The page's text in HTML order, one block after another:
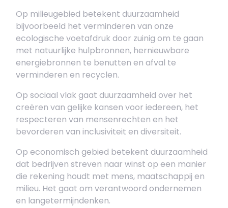
Op milieugebied betekent duurzaamheid
bijvoorbeeld het verminderen van onze
ecologische voetafdruk door zuinig om te gaan
met natuurlijke hulpbronnen, hernieuwbare
energiebronnen te benutten en afval te
verminderen en recyclen.
Op sociaal vlak gaat duurzaamheid over het
creëren van gelijke kansen voor iedereen, het
respecteren van mensenrechten en het
bevorderen van inclusiviteit en diversiteit.
Op economisch gebied betekent duurzaamheid
dat bedrijven streven naar winst op een manier
die rekening houdt met mens, maatschappij en
milieu. Het gaat om verantwoord ondernemen
en langetermijndenken.